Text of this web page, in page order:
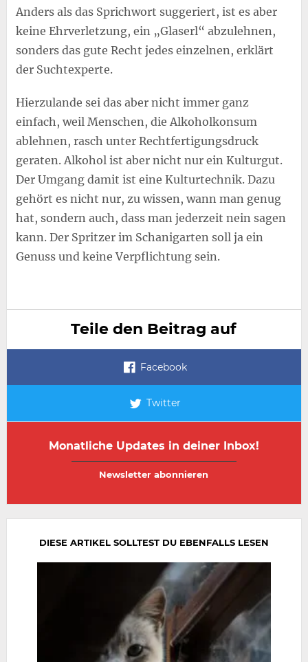
Anders als das Sprichwort suggeriert, ist es aber
keine Ehrverletzung, ein „Glaserl“ abzulehnen,
sonders das gute Recht jedes einzelnen, erklärt
der Suchtexperte.
Hierzulande sei das aber nicht immer ganz
einfach, weil Menschen, die Alkoholkonsum
ablehnen, rasch unter Rechtfertigungsdruck
geraten. Alkohol ist aber nicht nur ein Kulturgut.
Der Umgang damit ist eine Kulturtechnik. Dazu
gehört es nicht nur, zu wissen, wann man genug
hat, sondern auch, dass man jederzeit nein sagen
kann. Der Spritzer im Schanigarten soll ja ein
Genuss und keine Verpflichtung sein.
Teile den Beitrag auf
Facebook
Twitter
Monatliche Updates in deiner Inbox!
DIESE ARTIKEL SOLLTEST DU EBENFALLS LESEN